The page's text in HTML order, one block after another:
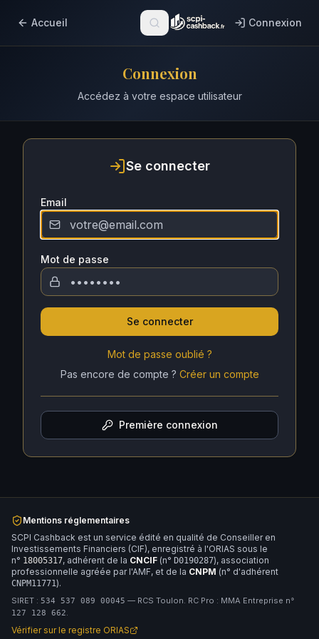
Accueil Connexion
Connexion
Accédez à votre espace utilisateur
Se connecter
Email
Mot de passe
Se connecter
Mot de passe oublié ?
Pas encore de compte ? Créer un compte
Première connexion
Mentions réglementaires
SCPI Cashback est un service édité en qualité de Conseiller en
Investissements Financiers (CIF), enregistré à l'ORIAS sous le
n° 18005317, adhérent de la CNCIF (n° D0190287), association
professionnelle agréée par l'AMF, et de la CNPM (n° d'adhérent
CNPM11771).
SIRET : 534 537 089 00045 — RCS Toulon. RC Pro : MMA Entreprise n°
127 128 662.
Vérifier sur le registre ORIAS